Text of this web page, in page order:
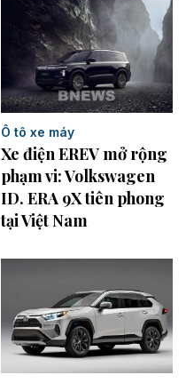
Ô tô xe máy
Xe điện EREV mở rộng
phạm vi: Volkswagen
ID. ERA 9X tiên phong
tại Việt Nam